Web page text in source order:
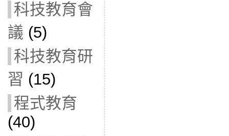
科技教育會
議 (5)
科技教育研
習 (15)
程式教育
(40)